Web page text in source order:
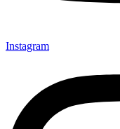
Instagram